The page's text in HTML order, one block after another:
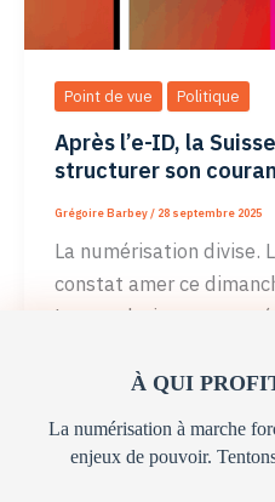
Point de vue Politique
Après l’e-ID, la
structurer son
Grégoire Barbey/ 28 septembre 2025
La numérisation divise.
constat amer ce
La population a accepté
ID,
Lire l’article »
À QUI
La numérisation à marche
enjeux de pouvoir.